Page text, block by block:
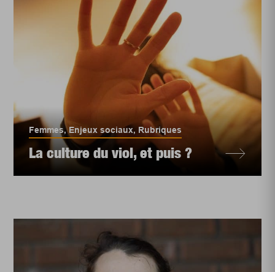
Femmes,Enjeux sociaux, Rubriques
La culture du viol, et puis ?